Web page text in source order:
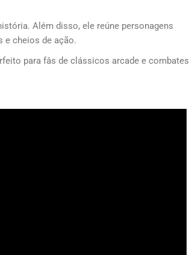
Além disso, ele reúne personagens
e cheios de ação.
para fâs de clássicos arcade e combates